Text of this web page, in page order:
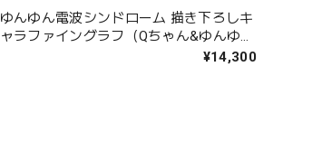
ゆんゆん電波シンドローム 描き下ろしキ
ャラファイングラフ（Qちゃん&ゆんゆ
¥14,300